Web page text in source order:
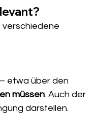
verschiedene
etwa über den
müssen. Auch der
darstellen.